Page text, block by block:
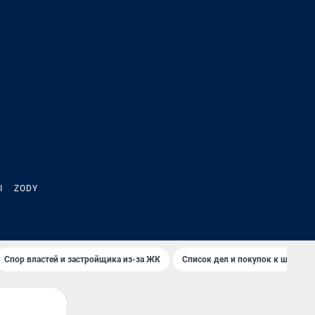
ZODY
Спор властей и застройщика из-за ЖК Список дел и покупок к школе